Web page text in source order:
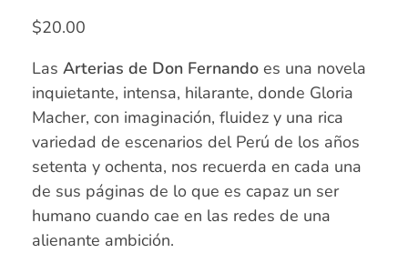
$20.00
Las Arterias de Don Fernando es una novela
inquietante, intensa, hilarante, donde Gloria
Macher, con imaginación, fluidez y una rica
variedad de escenarios del Perú de los años
setenta y ochenta, nos recuerda en cada una
de sus páginas de lo que es capaz un ser
humano cuando cae en las redes de una
alienante ambición.